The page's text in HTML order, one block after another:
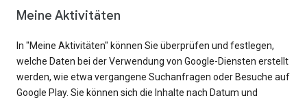
Meine Aktivitäten
In "Meine Aktivitäten" können Sie überprüfen und festlegen,
welche Daten bei der Verwendung von Google-Diensten erstellt
werden, wie etwa vergangene Suchanfragen oder Besuche auf
Google Play. Sie können sich die Inhalte nach Datum und